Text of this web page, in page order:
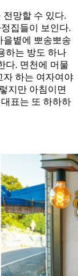
전망할 수 있다.
집들이 보인다.
을볕에 뽀송뽀송
하는 방도 하나
다. 면천에 머물
자 하는 여자여야
지만 아침이면
표는 또 하하하